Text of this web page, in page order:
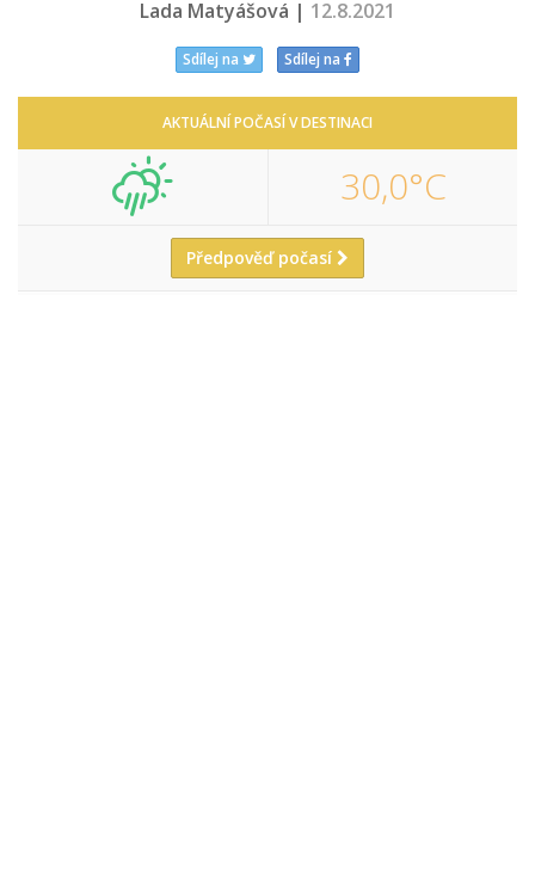
Lada Matyášová | 12.8.2021
Sdílej na Sdílej na
AKTUÁLNÍ POČASÍ V DESTINACI
30,0°C
Předpověď počasí